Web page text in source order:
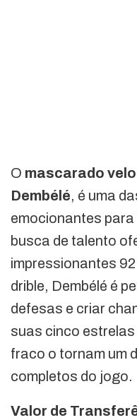
O mascarado
Dembélé, é uma
emocionantes
busca de talento
impressionantes
drible, Dembélé é
defesas e criar
suas cinco estrelas
fraco o tornam um
completos do jogo.
Valor de